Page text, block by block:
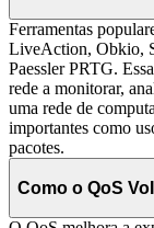
Ferramentas
LiveAction, Obkio,
Paessler PRTG.
rede a monitorar,
uma rede de
importantes como
pacotes.
Como o QoS